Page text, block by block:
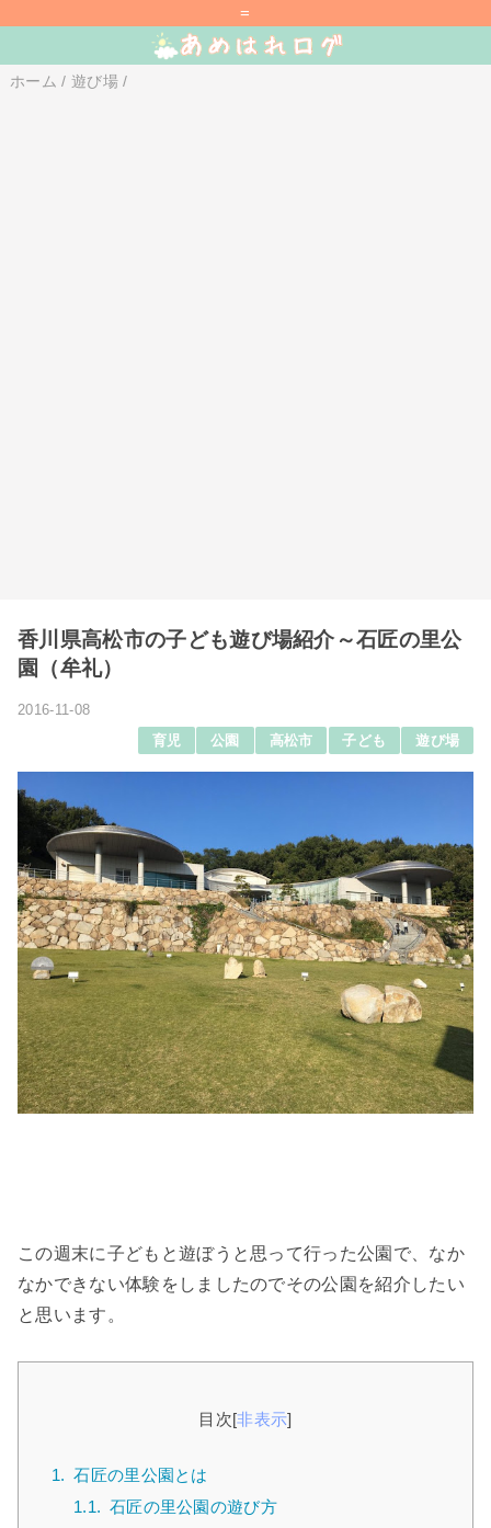
=
ホーム / 遊び場 /
香川県高松市の子ども遊び場紹介～石匠の里公
園（牟礼）
2016-11-08
育児
公園 高松市 子ども 遊び場
この週末に子どもと遊ぼうと思って行った公園で、なか
なかできない体験をしましたのでその公園を紹介したい
と思います。
目次[非表示]
1. 石匠の里公園とは
1.1. 石匠の里公園の遊び方